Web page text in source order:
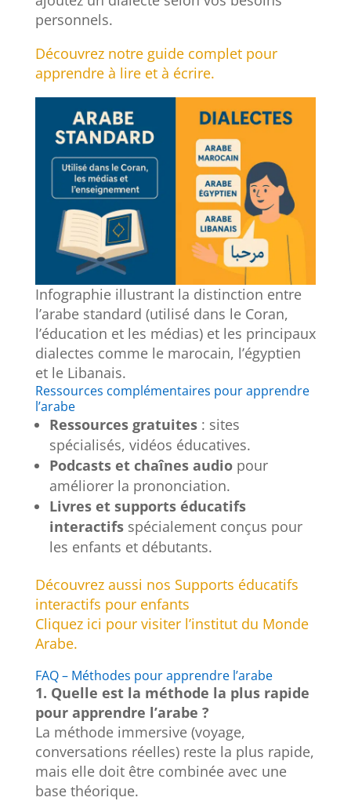
personnels.
Découvrez notre guide complet pour
apprendre à lire et à écrire.
Infographie illustrant la distinction entre
l’arabe standard (utilisé dans le Coran,
l’éducation et les médias) et les principaux
dialectes comme le marocain, l’égyptien
et le Libanais.
Ressources complémentaires pour apprendre
l’arabe
Ressources gratuites: sites
spécialisés, vidéos éducatives.
Podcasts et chaînes audiopour
améliorer la prononciation.
Livres et supports éducatifs
interactifsspécialement conçus pour
les enfants et débutants.
Découvrez aussi nos Supports éducatifs
interactifs pour enfants
Cliquez ici pour visiter l’institut du Monde
Arabe.
FAQ – Méthodes pour apprendre l’arabe
1. Quelle est la méthode la plus rapide
pour apprendre l’arabe ?
La méthode immersive (voyage,
conversations réelles) reste la plus rapide,
mais elle doit être combinée avec une
base théorique.